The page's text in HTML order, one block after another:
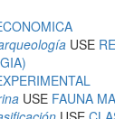
USE
USE FAUNA